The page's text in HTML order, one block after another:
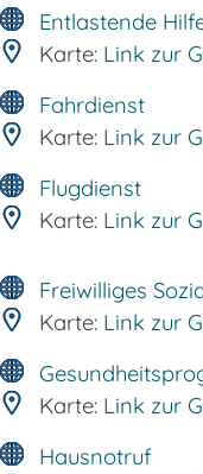
Entlastende
Karte: Link zur
Fahrdienst
Karte: Link zur
Flugdienst
Karte: Link zur
Freiwilliges
Karte: Link zur
Karte: Link zur
Hausnotruf